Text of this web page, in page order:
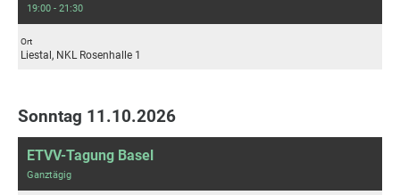
19:00 - 21:30
Ort
Liestal, NKL Rosenhalle 1
Sonntag 11.10.2026
ETVV-Tagung Basel
Ganztägig